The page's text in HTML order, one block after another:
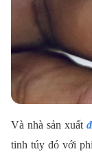
Và nhà sản xuất
tinh túy đó với